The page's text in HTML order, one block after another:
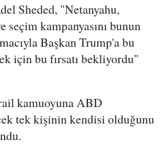
Sheded, "Netanyahu,
seçim kampanyasını bunun
Başkan Trump'a bu
için bu fırsatı bekliyordu"
kamuoyuna ABD
tek kişinin kendisi olduğunu